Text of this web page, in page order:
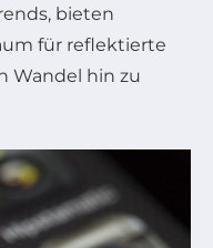
bieten
für reflektierte
Wandel hin zu